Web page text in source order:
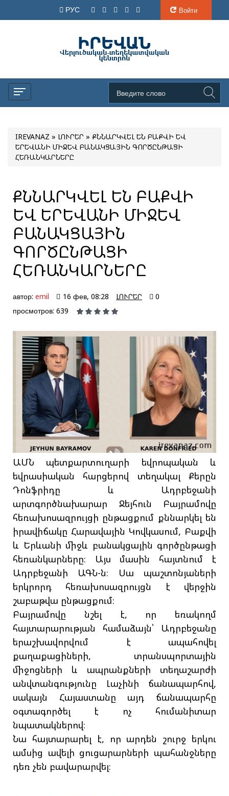
РУС Войти
IREVANAZ » ԼՈՒՐԵՐ » ՔՆՆԱՐԿՎԵԼ ԵՆ ԲԱՔՎԻ ԵՎ
ԵՐԵՎԱՆԻ ՄԻՋԵՎ ԲԱՆԱԿՑԱՅԻՆ ԳՈՐԾԸՆԹԱՑԻ
ՀԵՌԱՆԿԱՐՆԵՐԸ
ՔՆՆԱՐԿՎԵԼ ԵՆ ԲԱՔՎԻ
ԵՎ ԵՐԵՎԱՆԻ ՄԻՋԵՎ
ԲԱՆԱԿՑԱՅԻՆ
ԳՈՐԾԸՆԹԱՑԻ
ՀԵՌԱՆԿԱՐՆԵՐԸ
автор: emil 16 фев, 08:28 ԼՈՒՐԵՐ
0
просмотров: 639
ԱՄՆ պետքարտուղարի եվրոպական և
եվրասիական հարցերով տեղակալ Քերըն
Դոնֆրիդը և Ադրբեջանի
արտգործնախարար Ջեյհուն Բայրամովը
հեռախոսազրույցի ընթացքում քննարկել են
իրավիճակը Հարավային Կովկասում, Բաքվի
և Երևանի միջև բանակցային գործընթացի
հեռանկարները։ Այս մասին հայտնում է
Ադրբեջանի ԱԳՆ-ն։ Սա պաշտոնյաների
երկրորդ հեռախոսազրույցն է վերջին
շաբաթվա ընթացքում։
Բայրամովը նշել է, որ եռակողմ
հայտարարության համաձայն՝ Ադրբեջանը
երաշխավորվում է ապահովել
քաղաքացիների, տրանսպորտային
միջոցների և ապրանքների տեղաշարժի
անվտանգությունը Լաչինի ճանապարհով,
սակայն Հայաստանը այդ ճանապարհը
օգտագործել է ոչ հումանիտար
նպատակներով։
Նա հայտարարել է, որ արդեն շուրջ երկու
ամսից ավելի ցուցարարների պահանջները
դեռ չեն բավարարվել։